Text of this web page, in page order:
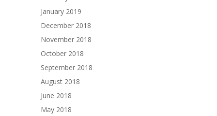
January 2019
December 2018
November 2018
October 2018
September 2018
August 2018
June 2018
May 2018